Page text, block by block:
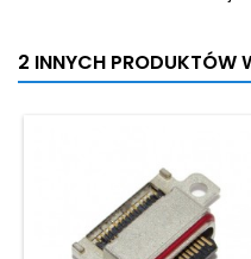
2 INNYCH PRODUKTÓW